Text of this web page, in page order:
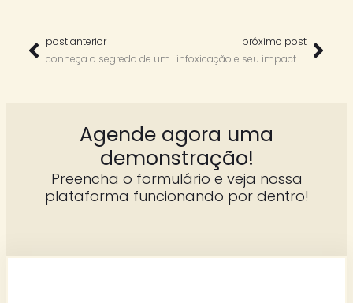
post anterior
conheça o segredo de uma cultura 400% mais forte e 100% mais estratégica
próximo post
infoxicação e seu impacto na comunicação interna, na cultura organizacional e na felicidade no trabalho​
Agende agora uma
demonstração!
Preencha o formulário e veja nossa
plataforma funcionando por dentro!